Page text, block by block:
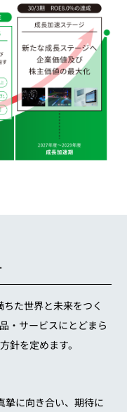
た世界と未来をつく
・サービスにとどまら
針を定めます。
摯に向き合い、期待に